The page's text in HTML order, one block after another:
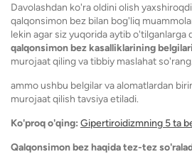
Davolashdan ko'ra oldini olish
qalqonsimon bez bilan bog'liq
lekin agar siz yuqorida aytib o'tilganlarga
qalqonsimon bez kasalliklarining belgilari
murojaat qiling va tibbiy maslahat so'rang.
ammo ushbu belgilar va alomatlardan
murojaat qilish tavsiya etiladi.
Ko'proq o'qing: Gipertiroidizmning 5 ta
Qalqonsimon bez haqida tez-tez